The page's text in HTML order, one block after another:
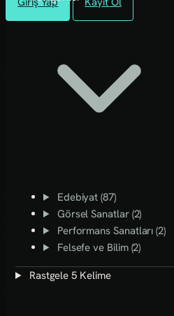
Edebiyat (87)
Görsel Sanatlar (2)
Performans Sanatları (2)
Felsefe ve Bilim (2)
Rastgele 5 Kelime